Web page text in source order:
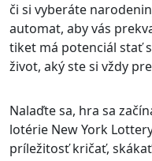
či si vyberáte
automat, aby vás
tiket má potenciál stať
život, aký ste si vždy
Nalaďte sa, hra sa
lotérie New York
príležitosť kričať,